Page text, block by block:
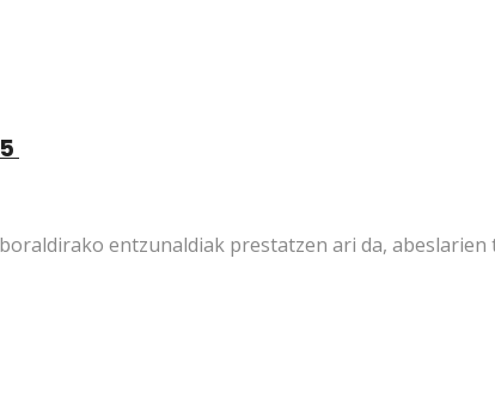
entzunaldiak prestatzen ari da,